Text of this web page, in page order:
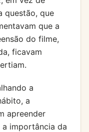
questão, que
que a
do filme,
ficavam
a
a
apreender
importância da